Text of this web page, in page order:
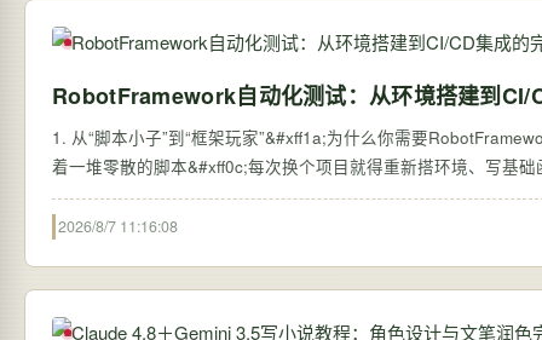
RobotFramework自动化测试：从环境搭建到CI/
1. 从“脚本小子”到“框架玩家”&#xff1a;为什么你需要RobotFramework 如
着一堆零散的脚本&#xff0c;每次换个项目就得重新搭环境、写基
2026/8/7 11:16:08